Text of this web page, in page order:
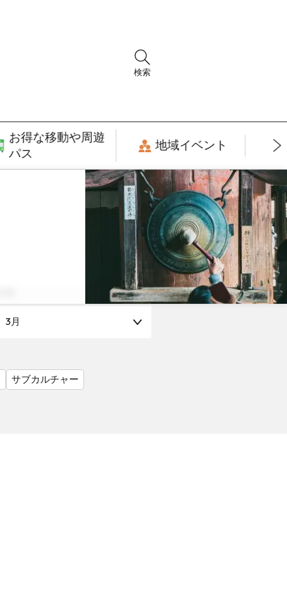
検索
お得な移動や周遊
パス
地域イベント
3月
サブカルチャー